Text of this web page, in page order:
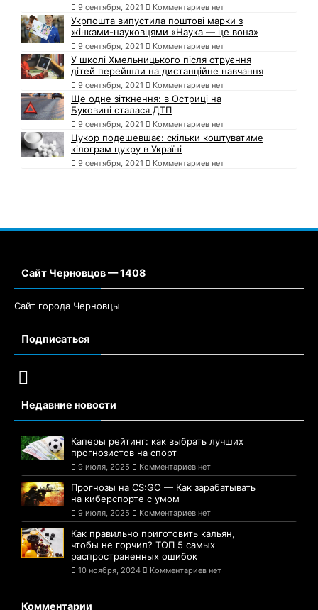
9 сентября, 2021 Комментариев нет
Укрпошта випустила поштові марки з
жінками-науковцями «Наука — це вона»
9 сентября, 2021 Комментариев нет
У школі Хмельницького після отруєння
дітей перейшли на дистанційне навчання
9 сентября, 2021 Комментариев нет
Ще одне зіткнення: в Остриці на
Буковині сталася ДТП
9 сентября, 2021 Комментариев нет
Цукор подешевшає: скільки коштуватиме
кілограм цукру в Україні
9 сентября, 2021 Комментариев нет
Сайт Черновцов — 1408
Сайт города Черновцы
Подписаться
Недавние новости
Каперы рейтинг: как выбрать лучших
прогнозистов на спорт
9 июля, 2025 Комментариев нет
Прогнозы на CS:GO — Как зарабатывать
на киберспорте с умом
9 июля, 2025 Комментариев нет
Как правильно приготовить кальян,
чтобы не горчил? ТОП 5 самых
распространенных ошибок
10 ноября, 2024 Комментариев нет
Комментарии